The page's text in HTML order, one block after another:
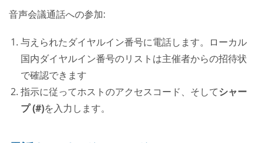
音声会議通話への参加:
与えられたダイヤルイン番号に電話します。ローカル
国内ダイヤルイン番号のリストは主催者からの招待状
で確認できます
指示に従ってホストのアクセスコード、そしてシャー
プ (#)を入力します。